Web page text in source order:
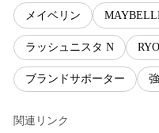
メイベリン
ラッシュニスタ N
ブランドサポーター
関連リンク